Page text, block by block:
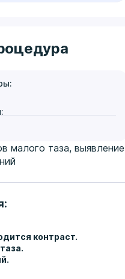
малого таза, выявление
контраст.